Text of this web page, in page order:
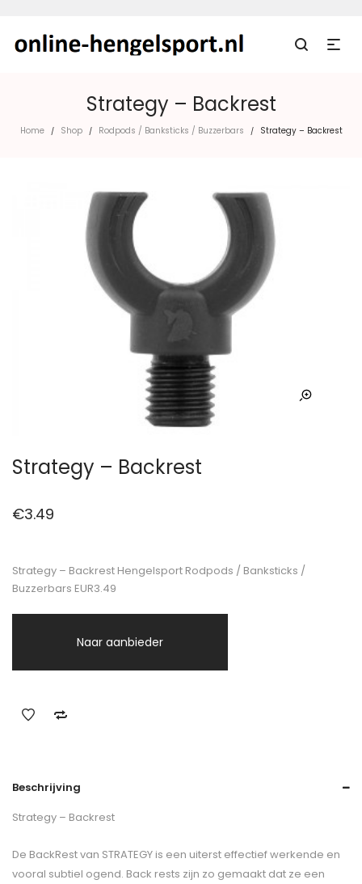
Strategy – Backrest
Home / Shop / Rodpods / Banksticks / Buzzerbars / Strategy – Backrest
Strategy – Backrest
€3.49
Strategy – Backrest Hengelsport Rodpods / Banksticks /
Buzzerbars EUR3.49
Naar aanbieder
Beschrijving
Strategy – Backrest
De BackRest van STRATEGY is een uiterst effectief werkende en
vooral subtiel ogend. Back rests zijn zo gemaakt dat ze een